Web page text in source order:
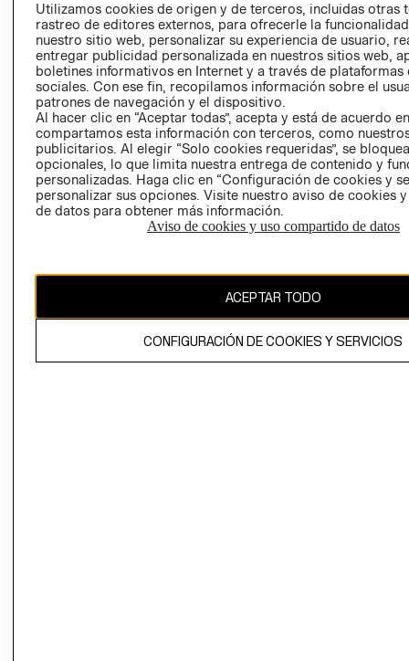
AVISO DE
PRIVACIDAD
GIFT CARD
AVISO DE
COOKIES
CAMBIAR REGIÓN
Utilizamos cookies de origen y de terceros, incluidas otras
rastreo de editores externos, para ofrecerle la
nuestro sitio web, personalizar su experiencia de usuario,
entregar publicidad personalizada en nuestros sitios web,
boletines informativos en Internet y a través de plataformas
sociales. Con ese fin, recopilamos información sobre el
patrones de navegación y el dispositivo.
Al hacer clic en “Aceptar todas”, acepta y está de acuerdo
compartamos esta información con terceros, como
publicitarios. Al elegir “Solo cookies requeridas”, se
opcionales, lo que limita nuestra entrega de contenido y
personalizadas. Haga clic en “Configuración de cookies y
personalizar sus opciones. Visite nuestro aviso de cookies
de datos para obtener más información.
Aviso de cookies y uso compartido de datos
ACEPTAR TODO
CONFIGURACIÓN DE COOKIES Y SERVICIOS